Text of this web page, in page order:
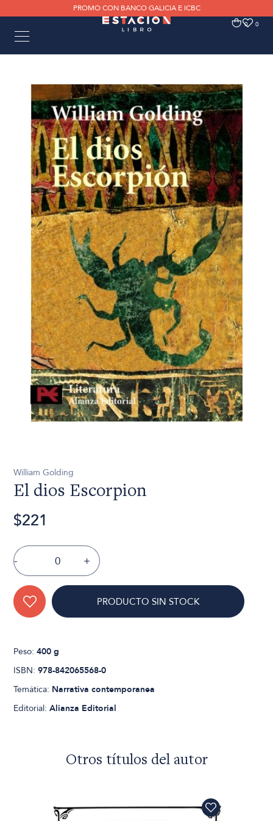
PROMO CON BANCO GALICIA E ICBC
0 0
William Golding
El dios Escorpion
$221
- +
PRODUCTO SIN STOCK
Peso:400 g
ISBN:978-842065568-0
Temática: Narrativa contemporanea
Editorial:Alianza Editorial
Otros títulos del autor